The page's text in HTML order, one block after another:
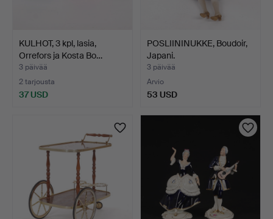
KULHOT, 3 kpl, lasia,
Orrefors ja Kosta Bo…
3 päivää
2 tarjousta
37 USD
POSLIININUKKE, Boudoir,
Japani.
3 päivää
Arvio
53 USD